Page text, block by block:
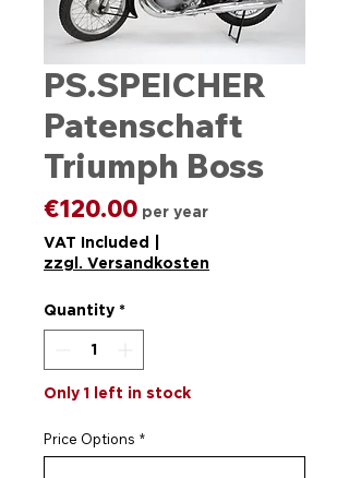
PS.SPEICHER
Patenschaft
Triumph Boss
€120.00Price
per year
VAT Included
zzgl. Versandkosten
Quantity *
Only 1 left in stock
Price Options *